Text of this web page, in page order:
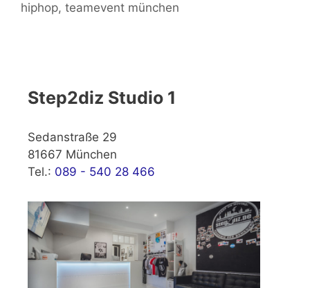
hiphop, teamevent münchen
Step2diz Studio 1
Sedanstraße 29
81667 München
Tel.: 089 - 540 28 466